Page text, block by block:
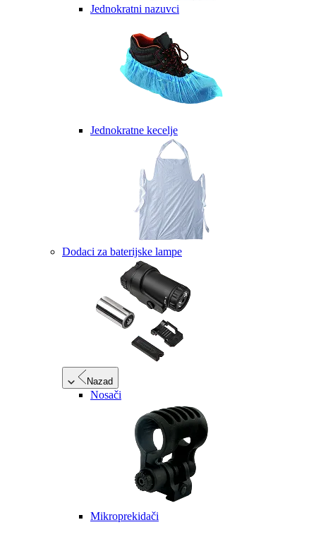
Jednokratni nazuvci
Jednokratne kecelje
Dodaci za baterijske lampe
Nazad
Nosači
Mikroprekidači